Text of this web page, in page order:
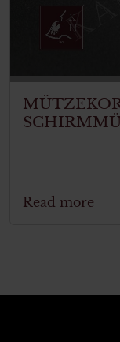
Read more